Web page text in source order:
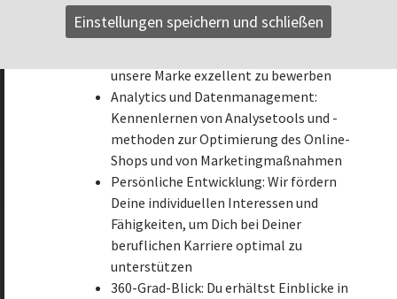
Digitales-Marketing:
Kampagnenerstellung, -durchführung
unsere Marke exzellent zu bewerben
Analytics und Datenmanagement:
Kennenlernen von Analysetools und -
methoden zur Optimierung des Online-
Shops und von Marketingmaßnahmen
Persönliche Entwicklung: Wir fördern
Deine individuellen Interessen und
Fähigkeiten, um Dich bei Deiner
beruflichen Karriere optimal zu
unterstützen
360-Grad-Blick: Du erhältst Einblicke in
Einstellungen speichern und schließen